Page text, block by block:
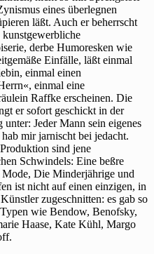
eines überlegnen
läßt. Auch er beherrscht
derbe Humoresken wie
Einfälle, läßt einmal
einmal einen
einmal eine
Raffke erscheinen. Die
er sofort geschickt in der
Jeder Mann sein eigenes
mir jarnischt bei jedacht.
sind jene
Schwindels: Eine beßre
Die Minderjährige und
ist nicht auf einen einzigen, in
zugeschnitten: es gab so
wie Bendow, Benofsky,
Haase, Kate Kühl, Margo